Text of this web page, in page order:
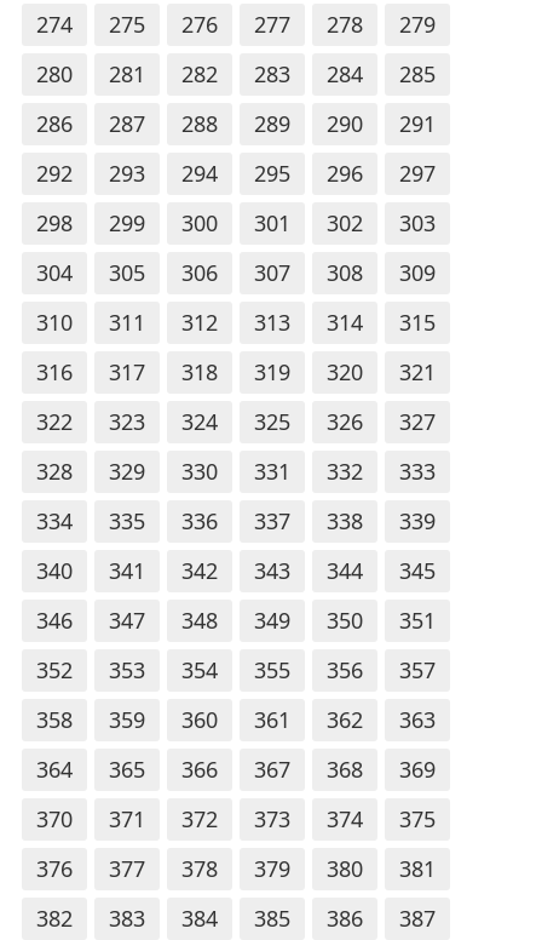
274
275 276 277 278
279
280
281 282 283 284
285
286
287 288 289 290
291
292
293 294 295 296
297
298
299 300 301 302
303
304
305 306 307 308
309
310
311 312 313 314
315
316
317 318 319 320
321
322
323 324 325 326
327
328
329 330 331 332
333
334
335 336 337 338
339
340
341 342 343 344
345
346
347 348 349 350
351
352
353 354 355 356
357
358
359 360 361 362
363
364
365 366 367 368
369
370
371 372 373 374
375
376
377 378 379 380
381
382
383 384 385 386 387